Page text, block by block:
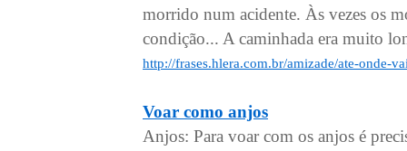
morrido num acidente. Às vezes os
condição... A caminhada era muito
http://frases.hlera.com.br/amizade/ate-onde-
Voar como anjos
Anjos: Para voar com os anjos é